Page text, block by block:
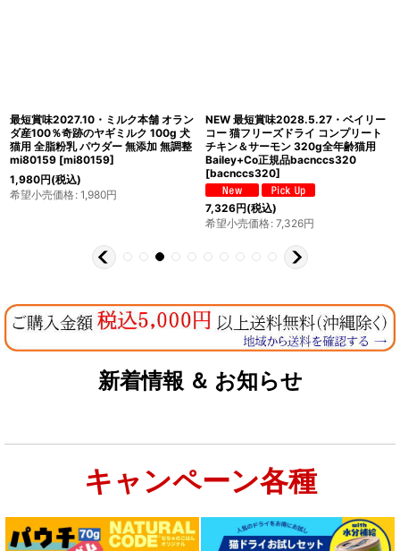
最短賞味2027.10・ミルク本舗 オラン
ダ産100％奇跡のヤギミルク 100g 犬
猫用 全脂粉乳 パウダー 無添加 無調整
mi80159 [mi80159]
1,980円(税込)
希望小売価格: 1,980円
NEW 最短賞味2028.5.27・ベイリー
コー 猫フリーズドライ コンプリート
チキン＆サーモン 320g全年齢猫用
Bailey+Co正規品bacnccs320
[bacnccs320]
7,326円(税込)
希望小売価格: 7,326円
新着情報 ＆ お知らせ
キャンペーン各種